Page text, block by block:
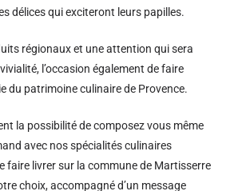
délices qui exciteront leurs papilles.
régionaux et une attention qui sera
l’occasion également de faire
du patrimoine culinaire de Provence.
la possibilité de composez vous même
avec nos spécialités culinaires
faire livrer sur la commune de Martisserre
choix, accompagné d’un message